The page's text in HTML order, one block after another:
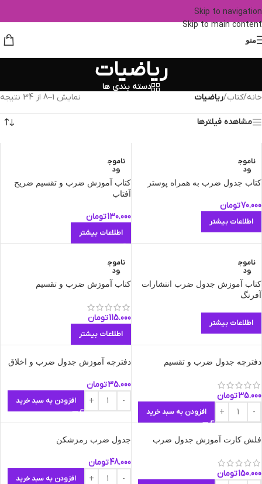
Skip to navigation
Skip to main content
منو
ریاضیات
دسته بندی ها
خانه/کتاب/ریاضیات نمایش 1–8 از 34 نتیجه
مشاهده فیلترها
ناموج
ود
کتاب جدول ضرب به همراه پوستر
70.000تومان
اطلاعات بیشتر
ناموج
ود
کتاب آموزش ضرب و تقسیم ضریح
آفتاب
130.000تومان
اطلاعات بیشتر
ناموج
ود
کتاب آموزش جدول ضرب انتشارات
آفرنگ
اطلاعات بیشتر
ناموج
ود
کتاب آموزش ضرب و تقسیم
115.000تومان
اطلاعات بیشتر
دفترچه جدول ضرب و تقسیم
35.000تومان
افزودن به سبد خرید
دفترچه آموزش جدول ضرب و اخلاق
35.000تومان
افزودن به سبد خرید
فلش کارت آموزش جدول ضرب
150.000تومان
جدول ضرب رمزشکن
48.000تومان
افزودن به سبد خرید